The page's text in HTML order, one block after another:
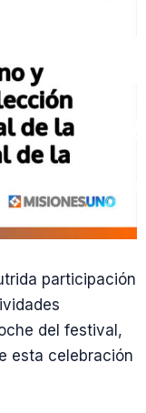
participación
del festival,
esta celebración